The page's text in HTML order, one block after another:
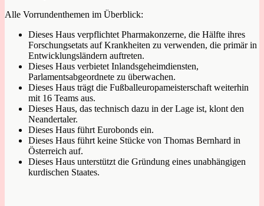
Alle Vorrundenthemen im Überblick:
Dieses Haus verpflichtet Pharmakonzerne, die Hälfte ihres
Forschungsetats auf Krankheiten zu verwenden, die primär in
Entwicklungsländern auftreten.
Dieses Haus verbietet Inlandsgeheimdiensten,
Parlamentsabgeordnete zu überwachen.
Dieses Haus trägt die Fußballeuropameisterschaft weiterhin
mit 16 Teams aus.
Dieses Haus, das technisch dazu in der Lage ist, klont den
Neandertaler.
Dieses Haus führt Eurobonds ein.
Dieses Haus führt keine Stücke von Thomas Bernhard in
Österreich auf.
Dieses Haus unterstützt die Gründung eines unabhängigen
kurdischen Staates.